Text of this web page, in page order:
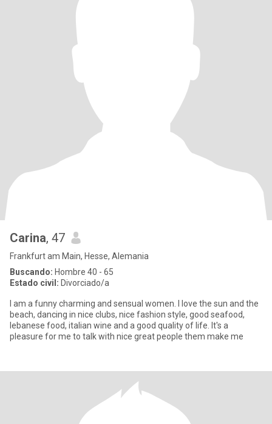
Carina, 47
Frankfurt am Main, Hesse, Alemania
Buscando: Hombre 40 - 65
Estado civil: Divorciado/a
I am a funny charming and sensual women. I love the sun and the
beach, dancing in nice clubs, nice fashion style, good seafood,
lebanese food, italian wine and a good quality of life. It's a
pleasure for me to talk with nice great people them make me